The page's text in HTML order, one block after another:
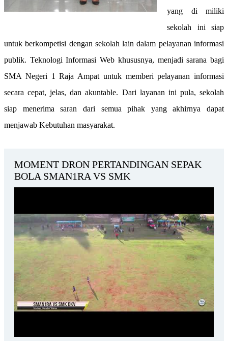
yang di miliki
sekolah ini siap
untuk berkompetisi dengan sekolah lain dalam pelayanan informasi
publik. Teknologi Informasi Web khususnya, menjadi sarana bagi
SMA Negeri 1 Raja Ampat untuk memberi pelayanan informasi
secara cepat, jelas, dan akuntable. Dari layanan ini pula, sekolah
siap menerima saran dari semua pihak yang akhirnya dapat
menjawab Kebutuhan masyarakat.
MOMENT DRON PERTANDINGAN SEPAK
BOLA SMAN1RA VS SMK